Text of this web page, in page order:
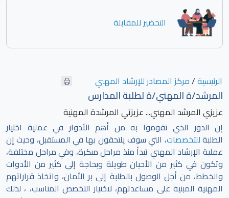
التحضير للمقابلة
الرئيسية/مركز المصادر للإرشاد المهني
المرشد/ة المهني/ة لطلبة المدارس
عزيزي المرشد المهني... عزيزتي المرشدة المهنية
إن الدور الذي تقوموا به من أهم الأدوار في عملية اختيار
الطلبةللتخصصات، التي سوف يلتحقون بها في المستقبل، وحيث إن
عملية الإرشاد المهني تبدأ منذ مراحل مبكرة، وفي مراحل مختلفة،
وتكون في كثير من الأحيان طويلة وبحاجة إلى كثير من الأدوات
والخطط، من أجل الوصول بالطلبة إلى بر الأمان، واتخاذ قراراتهم
المهنية المبنية على مساعدتهم، لاختيار التخصص المناسب، ، لذلك